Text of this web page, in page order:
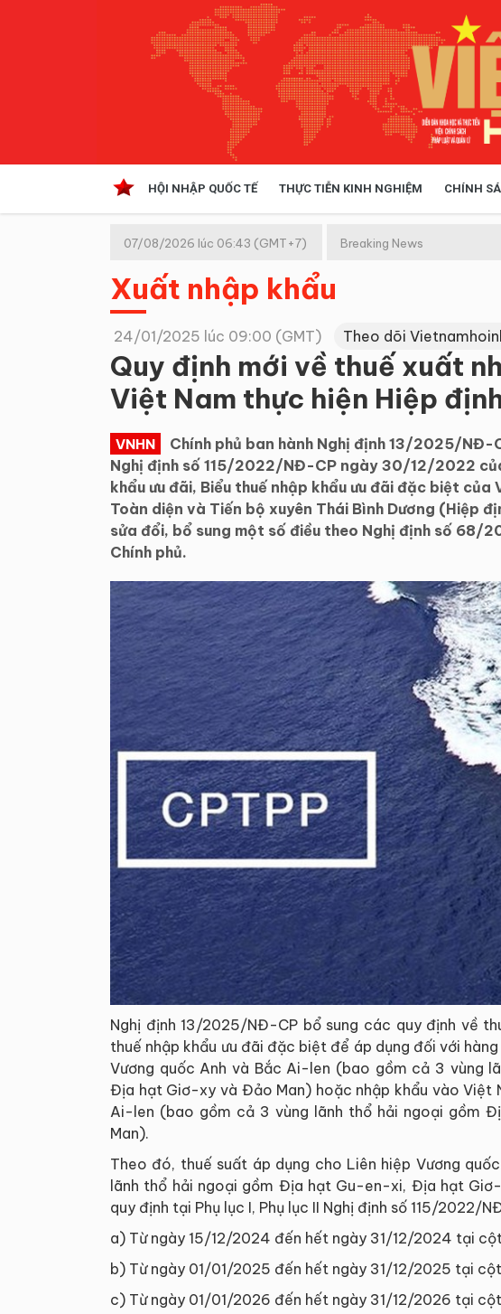
HỘI NHẬP QUỐC TẾ THỰC TIỄN KINH NGHIỆM CHÍNH
Kinh tế hội nhập
Doanh nghiệp
07/08/2026 lúc 06:43 (GMT+7) Breaking News
Xuất nhập khẩu
24/01/2025 lúc 09:00 (GMT) Theo dõi
Quy định mới về thuế xuất
Việt Nam thực hiện Hiệp
VNHN
Chính phủ ban hành Nghị định 13/2025/NĐ-
Nghị định số 115/2022/NĐ-CP ngày 30/12/2022
khẩu ưu đãi, Biểu thuế nhập khẩu ưu đãi đặc biệt
Toàn diện và Tiến bộ xuyên Thái Bình Dương (Hiệp
sửa đổi, bổ sung một số điều theo Nghị định số
Chính phủ.
Nghị định 13/2025/NĐ-CP bổ sung các quy định về
thuế nhập khẩu ưu đãi đặc biệt để áp dụng đối với
Vương quốc Anh và Bắc Ai-len (bao gồm cả 3 vùng
Địa hạt Giơ-xy và Đảo Man) hoặc nhập khẩu vào Việt
Ai-len (bao gồm cả 3 vùng lãnh thổ hải ngoại gồm
Man).
Theo đó, thuế suất áp dụng cho Liên hiệp Vương
lãnh thổ hải ngoại gồm Địa hạt Gu-en-xi, Địa hạt
quy định tại Phụ lục I, Phụ lục II Nghị định số 115/2022/
a) Từ ngày 15/12/2024 đến hết ngày 31/12/2024 tại
b) Từ ngày 01/01/2025 đến hết ngày 31/12/2025 tại
c) Từ ngày 01/01/2026 đến hết ngày 31/12/2026 tại